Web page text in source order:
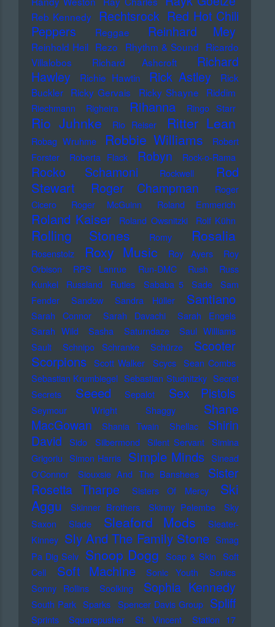
Reb Kennedy Rechtsrock Red Hot Chili
Peppers
Reggae Reinhard Mey
Reinhold Heil Rezo Rhythm & Sound Ricardo
Villalobos
Richard Ashcroft
Richard
Hawley
Richie Hawtin Rick Astley
Rick
Buckler
Ricky Gervais Ricky Shayne Riddim
Riechmann Righeira Rihanna Ringo Starr
Rio Juhnke Rio Reiser Ritter Lean
Robag Wruhme Robbie Williams
Robert
Forster
Roberta Flack Robyn Rock-o-Rama
Rocko Schamoni Rockwell
Rod
Stewart
Roger Champman
Roger
Cicero
Roger McGuinn Roland Emmerich
Roland Kaiser Roland Owsnitzki Rolf Kühn
Rolling Stones Romy Rosalia
Rosenstolz Roxy Music Roy Ayers
Roy
Orbison
RPS Lanrue Run-DMC Rush
Russ
Kunkel
Russland Rutles Sababa 5 Sade
Sam
Fender
Sandow Sandra Hüller Santiano
Sarah Connor Sarah Davachi
Sarah Engels
Sarah Wild
Sasha Saturndaze
Saul Williams
Sault
Schnipo Schranke Schürze Scooter
Scorpions Scott Walker Scycs Sean Combs
Sebastian Krumbiegel Sebastian Studnitzky Secret
Secrets
Seeed Sepalot Sex Pistols
Seymour Wright Shaggy
Shane
MacGowan
Shania Twain Shellac
Shirin
David
Sido Silbermond Silent Servant Simina
Grigoriu Simon Harris Simple Minds Sinead
O'Connor
Siouxsie And The Banshees
Sister
Rosetta Tharpe
Sisters Of Mercy
Ski
Aggu
Skinner Brothers Skinny Pelembe
Sky
Saxon
Slade Sleaford Mods
Sleater-
Kinney Sly And The Family Stone Smag
Pa Dig Selv Snoop Dogg Soap & Skin Soft
Cell
Soft Machine Sonic Youth
Sonics
Sonny Rollins
Soolking Sophia Kennedy
South Park Sparks Spencer Davis Group Spliff
Sprints Squarepusher St. Vincent
Station 17